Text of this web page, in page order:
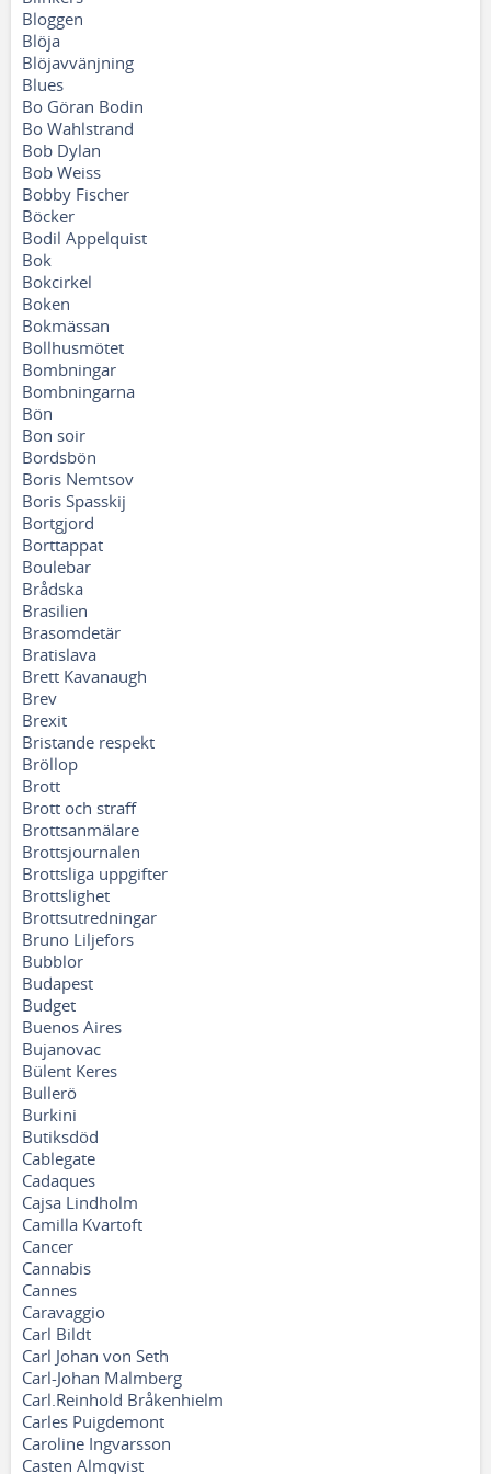
Bloggen
Blöja
Blöjavvänjning
Blues
Bo Göran Bodin
Bo Wahlstrand
Bob Dylan
Bob Weiss
Bobby Fischer
Böcker
Bodil Appelquist
Bok
Bokcirkel
Boken
Bokmässan
Bollhusmötet
Bombningar
Bombningarna
Bön
Bon soir
Bordsbön
Boris Nemtsov
Boris Spasskij
Bortgjord
Borttappat
Boulebar
Brådska
Brasilien
Brasomdetär
Bratislava
Brett Kavanaugh
Brev
Brexit
Bristande respekt
Bröllop
Brott
Brott och straff
Brottsanmälare
Brottsjournalen
Brottsliga uppgifter
Brottslighet
Brottsutredningar
Bruno Liljefors
Bubblor
Budapest
Budget
Buenos Aires
Bujanovac
Bülent Keres
Bullerö
Burkini
Butiksdöd
Cablegate
Cadaques
Cajsa Lindholm
Camilla Kvartoft
Cancer
Cannabis
Cannes
Caravaggio
Carl Bildt
Carl Johan von Seth
Carl-Johan Malmberg
Carl.Reinhold Bråkenhielm
Carles Puigdemont
Caroline Ingvarsson
Casten Almqvist